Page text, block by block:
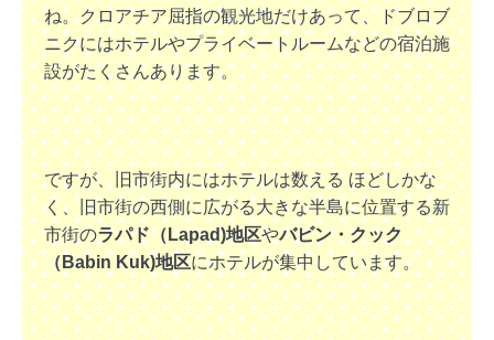
ね。クロアチア屈指の観光地だけあって、ドブロブ
ニクにはホテルやプライベートルームなどの宿泊施
設がたくさんあります。
ですが、旧市街内にはホテルは数える ほどしかな
く、旧市街の西側に広がる大きな半島に位置する新
市街のラパド（Lapad)地区やバビン・クック
（Babin Kuk)地区にホテルが集中しています。